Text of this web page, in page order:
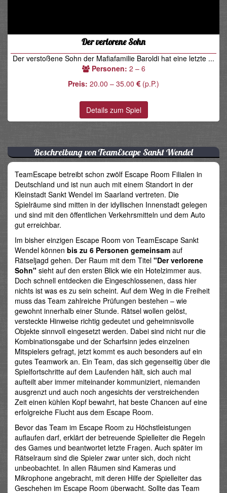
Der verlorene Sohn
Der verstoßene Sohn der Mafiafamilie Baroldi hat eine letzte ...
Personen: 2 – 6
Preis: 20.00 – 35.00 (p.P.)
Details zum Spiel
Beschreibung von TeamEscape Sankt Wendel
TeamEscape betreibt schon zwölf Escape Room Filialen in
Deutschland und ist nun auch mit einem Standort in der
Kleinstadt Sankt Wendel im Saarland vertreten. Die
Spielräume sind mitten in der idyllischen Innenstadt gelegen
und sind mit den öffentlichen Verkehrsmitteln und dem Auto
gut erreichbar.
Im bisher einzigen Escape Room von TeamEscape Sankt
Wendel können bis zu 6 Personen gemeinsam auf
Rätseljagd gehen. Der Raum mit dem Titel "Der verlorene
Sohn" sieht auf den ersten Blick wie ein Hotelzimmer aus.
Doch schnell entdecken die Eingeschlossenen, dass hier
nichts ist was es zu sein scheint. Auf dem Weg in die Freiheit
muss das Team zahlreiche Prüfungen bestehen – wie
gewohnt innerhalb einer Stunde. Rätsel wollen gelöst,
versteckte Hinweise richtig gedeutet und geheimnisvolle
Objekte sinnvoll eingesetzt werden. Dabei sind nicht nur die
Kombinationsgabe und der Scharfsinn jedes einzelnen
Mitspielers gefragt, jetzt kommt es auch besonders auf ein
gutes Teamwork an. Ein Team, das sich gegenseitig über die
Spielfortschritte auf dem Laufenden hält, sich auch mal
aufteilt aber immer miteinander kommuniziert, niemanden
ausgrenzt und auch noch angesichts der verstreichenden
Zeit einen kühlen Kopf bewahrt, hat beste Chancen auf eine
erfolgreiche Flucht aus dem Escape Room.
Bevor das Team im Escape Room zu Höchstleistungen
auflaufen darf, erklärt der betreuende Spielleiter die Regeln
des Games und beantwortet letzte Fragen. Auch später im
Rätselraum sind die Spieler zwar unter sich, doch nicht
unbeobachtet. In allen Räumen sind Kameras und
Mikrophone angebracht, mit deren Hilfe der Spielleiter das
Geschehen im Escape Room überwacht. Sollte das Team